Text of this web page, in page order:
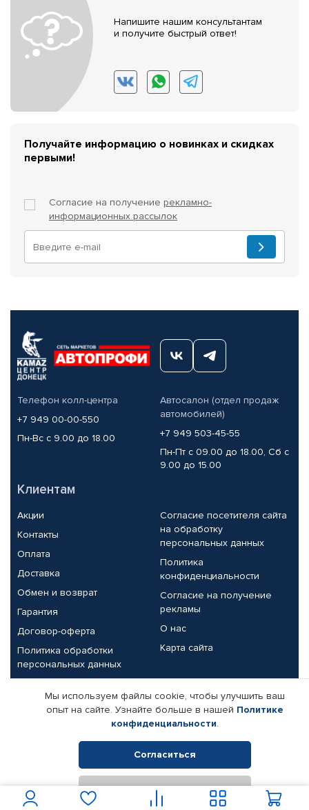
Напишите нашим консультантам
и получите быстрый ответ!
Получайте информацию о новинках и скидках
первыми!
Согласие на получение рекламно-
информационных рассылок
Телефон колл-центра
+7 949 00-00-550
Пн-Вс с 9.00 до 18.00
Автосалон (отдел продаж
автомобилей)
+7 949 503-45-55
Пн-Пт с 09.00 до 18.00, Сб с
9.00 до 15.00
Клиентам
Акции
Контакты
Оплата
Доставка
Обмен и возврат
Гарантия
Договор-оферта
Политика обработки
персональных данных
Согласие посетителя сайта
на обработку
персональных данных
Политика
конфиденциальности
Согласие на получение
рекламы
О нас
Карта сайта
Партнерам
Корпоративным клиентам
Поставщикам
Реквизиты компании
© КАМАЗ ЦЕНТР ДОНЕЦК, 2015-2026. Все права защищены.
Интернет-магазин автомобильных товаров Автопрофи.
Мы используем файлы cookie, чтобы улучшить ваш
опыт на сайте. Узнайте больше в нашей Политике
конфиденциальности.
Согласиться
Отклонить